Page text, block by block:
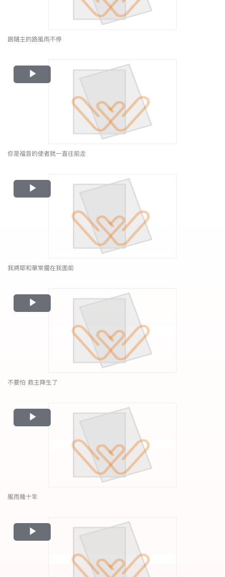
跟隨主的路風雨不停
Play
Video
你是福音的使者就一直往前走
Play
Video
我將耶和華常擺在我面前
Play
Video
不要怕 救主降生了
Play
Video
風雨幾十年
Play
Video